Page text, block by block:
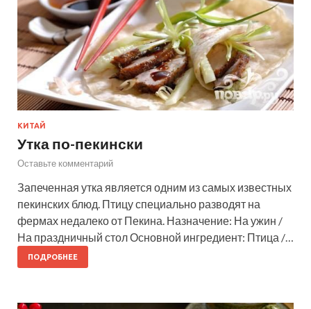
КИТАЙ
Утка по-пекински
Оставьте комментарий
Запеченная утка является одним из самых известных
пекинских блюд. Птицу специально разводят на
фермах недалеко от Пекина. Назначение: На ужин /
На праздничный стол Основной ингредиент: Птица /…
ПОДРОБНЕЕ